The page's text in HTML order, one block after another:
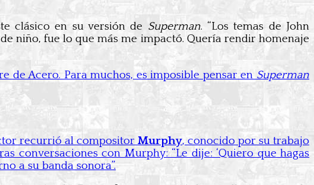
clásico en su versión de Superman. “Los temas de John
niño, fue lo que más me impactó. Quería rendir homenaje
de Acero. Para muchos, es imposible pensar en Superman
recurrió al compositor Murphy, conocido por su trabajo
conversaciones con Murphy: “Le dije: ‘Quiero que hagas
a su banda sonora”.